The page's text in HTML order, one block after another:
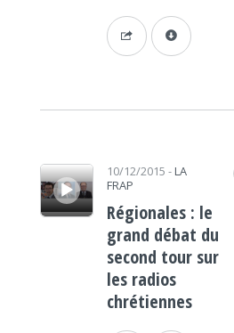
Lecteur audio 10/12/2015 - LA
FRAP
Régionales : le
grand débat du
second tour sur
les radios
chrétiennes